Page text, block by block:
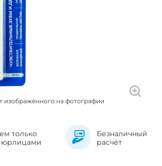
изображённого на фотографии
только
Безналичный
расчёт